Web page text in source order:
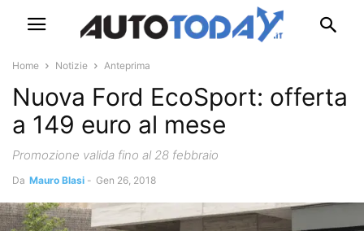
Home Notizie Anteprima
Nuova Ford EcoSport: offerta
a 149 euro al mese
Promozione valida fino al 28 febbraio
Da Mauro Blasi - Gen 26, 2018